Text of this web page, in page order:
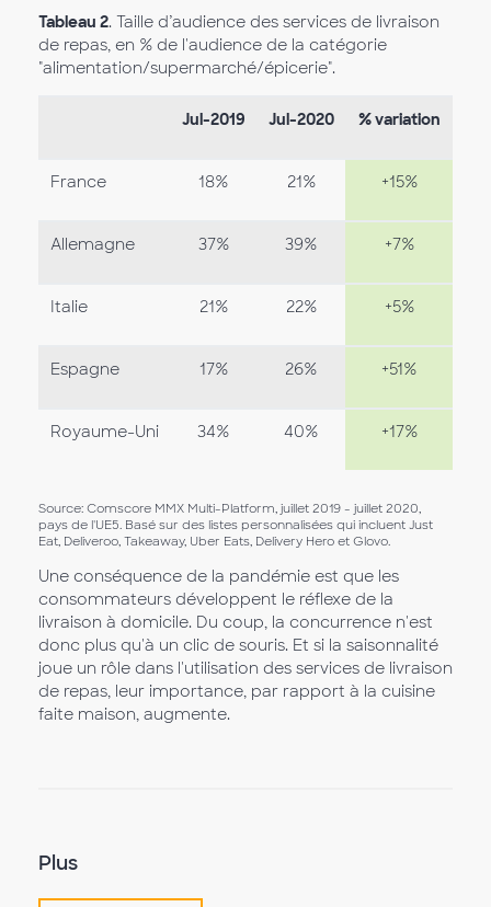
Tableau 2. Taille d’audience des services de livraison
de repas, en % de l'audience de la catégorie
"alimentation/supermarché/épicerie".
Jul-2019 Jul-2020 % variation
France 18% 21% +15%
Allemagne 37% 39% +7%
Italie 21% 22% +5%
Espagne 17% 26% +51%
Royaume-Uni 34% 40% +17%
Source: Comscore MMX Multi-Platform, juillet 2019 - juillet 2020,
pays de l'UE5. Basé sur des listes personnalisées qui incluent Just
Eat, Deliveroo, Takeaway, Uber Eats, Delivery Hero et Glovo.
Une conséquence de la pandémie est que les
consommateurs développent le réflexe de la
livraison à domicile. Du coup, la concurrence n'est
donc plus qu'à un clic de souris. Et si la saisonnalité
joue un rôle dans l'utilisation des services de livraison
de repas, leur importance, par rapport à la cuisine
faite maison, augmente.
Plus